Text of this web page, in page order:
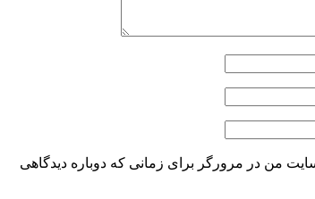
من در مرورگر برای زمانی که دوباره دیدگاهی